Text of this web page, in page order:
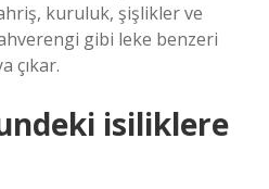
kuruluk, şişlikler ve
gibi leke benzeri
çıkar.
isiliklere